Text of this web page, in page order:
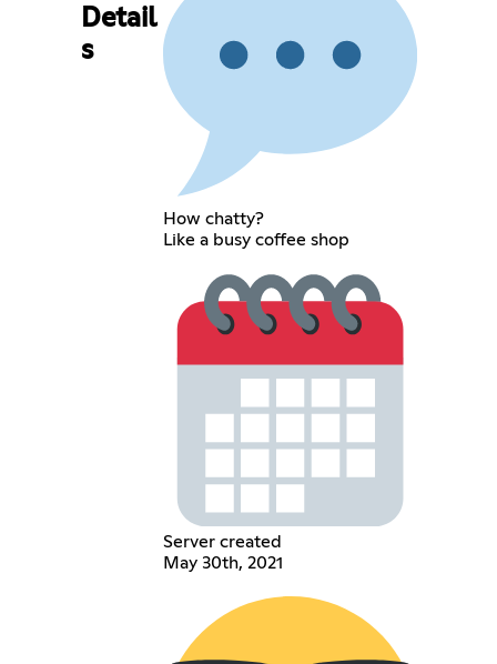
Detail
s
How chatty?
Like a busy coffee shop
Server created
May 30th, 2021